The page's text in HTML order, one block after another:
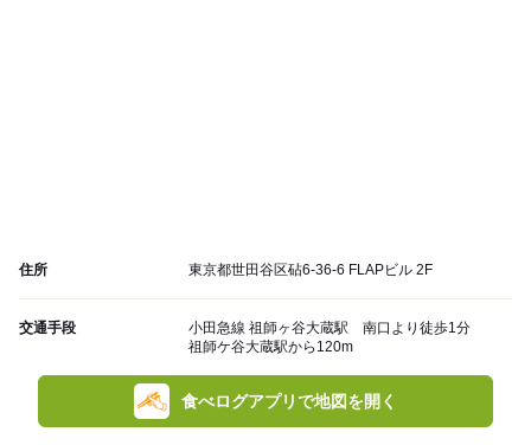
住所 東京都世田谷区砧6-36-6 FLAPビル 2F
交通手段
小田急線 祖師ヶ谷大蔵駅 南口より徒歩1分
祖師ケ谷大蔵駅から120m
食べログアプリで地図を開く